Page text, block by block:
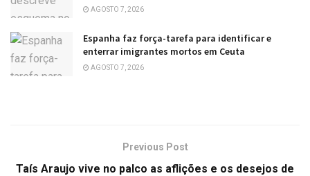
AGOSTO 7, 2026
Espanha faz força-tarefa para identificar e
enterrar imigrantes mortos em Ceuta
AGOSTO 7, 2026
Previous Post
Taís Araujo vive no palco as aflições e os desejos de